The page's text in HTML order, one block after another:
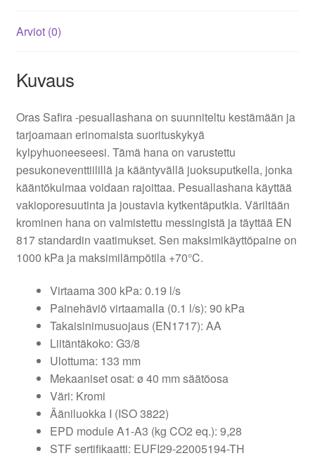
Arviot (0)
Kuvaus
Oras Safira -pesuallashana on suunniteltu kestämään ja
tarjoamaan erinomaista suorituskykyä
kylpyhuoneeseesi. Tämä hana on varustettu
pesukoneventtiilillä ja kääntyvällä juoksuputkella, jonka
kääntökulmaa voidaan rajoittaa. Pesuallashana käyttää
vakioporesuutinta ja joustavia kytkentäputkia. Väriltään
krominen hana on valmistettu messingistä ja täyttää EN
817 standardin vaatimukset. Sen maksimikäyttöpaine on
1000 kPa ja maksimilämpötila +70°C.
Virtaama 300 kPa: 0.19 l/s
Painehäviö virtaamalla (0.1 l/s): 90 kPa
Takaisinimusuojaus (EN1717): AA
Liitäntäkoko: G3/8
Ulottuma: 133 mm
Mekaaniset osat: ø 40 mm säätöosa
Väri: Kromi
Ääniluokka I (ISO 3822)
EPD module A1-A3 (kg CO2 eq.): 9,28
STF sertifikaatti: EUFI29-22005194-TH